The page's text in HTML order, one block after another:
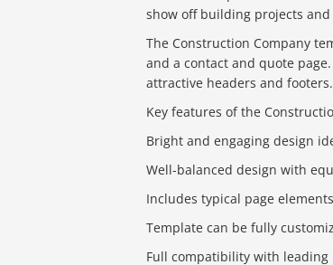
show off building projects
The Construction Company
and a contact and quote
attractive headers and
Key features of the
Bright and engaging design
Well-balanced design with
Includes typical page
Template can be fully
Full compatibility with leading